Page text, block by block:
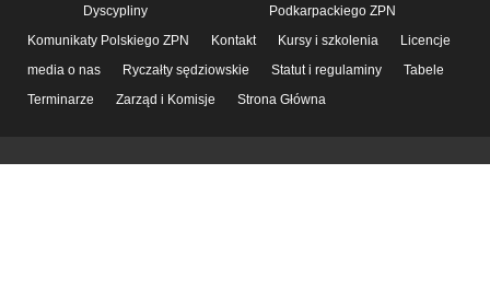
Dyscypliny
Podkarpackiego ZPN
Komunikaty Polskiego ZPN
Kontakt Kursy i szkolenia
Licencje
media o nas
Ryczałty sędziowskie Statut i regulaminy
Tabele
Terminarze
Zarząd i Komisje Strona Główna